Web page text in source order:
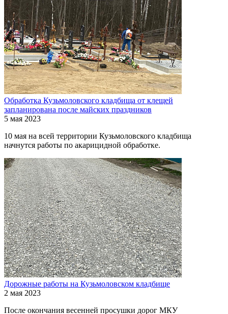
Обработка Кузьмоловского кладбища от клещей
запланирована после майских праздников
5 мая 2023
10 мая на всей территории Кузьмоловского кладбища
начнутся работы по акарицидной обработке.
Дорожные работы на Кузьмоловском кладбище
2 мая 2023
После окончания весенней просушки дорог МКУ